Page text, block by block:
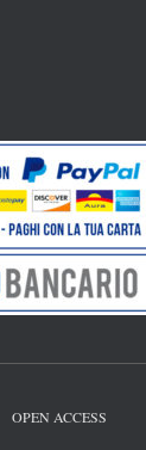
OPEN ACCESS